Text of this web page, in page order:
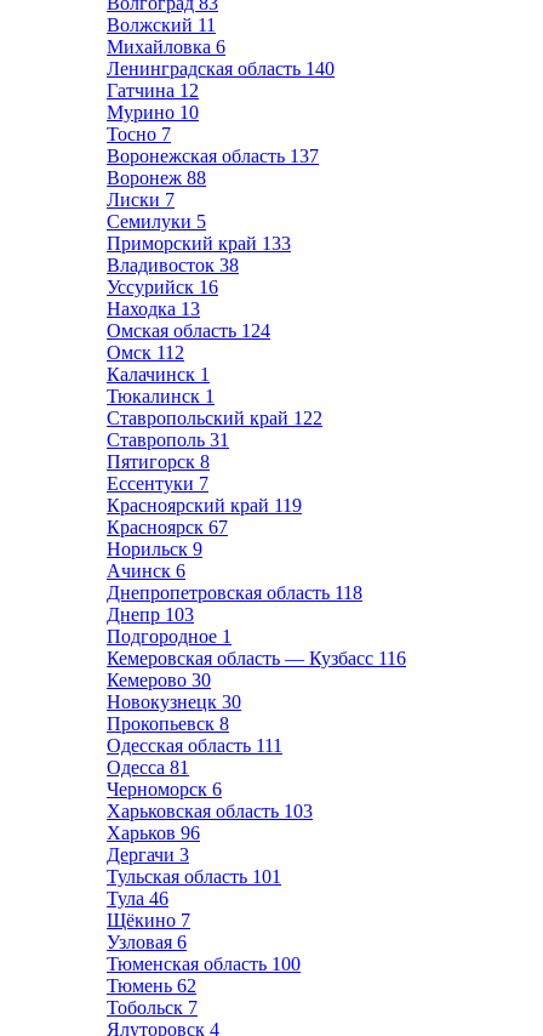
Волжский 11
Михайловка 6
Ленинградская область 140
Гатчина 12
Мурино 10
Тосно 7
Воронежская область 137
Воронеж 88
Лиски 7
Семилуки 5
Приморский край 133
Владивосток 38
Уссурийск 16
Находка 13
Омская область 124
Омск 112
Калачинск 1
Тюкалинск 1
Ставропольский край 122
Ставрополь 31
Пятигорск 8
Ессентуки 7
Красноярский край 119
Красноярск 67
Норильск 9
Ачинск 6
Днепропетровская область 118
Днепр 103
Подгородное 1
Кемеровская область — Кузбасс 116
Кемерово 30
Новокузнецк 30
Прокопьевск 8
Одесская область 111
Одесса 81
Черноморск 6
Харьковская область 103
Харьков 96
Дергачи 3
Тульская область 101
Тула 46
Щёкино 7
Узловая 6
Тюменская область 100
Тюмень 62
Тобольск 7
Ялуторовск 4